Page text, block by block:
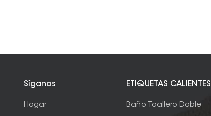
Síganos
Hogar
ETIQUETAS CALIENTES
Baño Toallero Doble